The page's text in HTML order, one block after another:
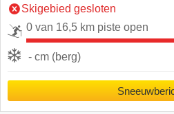
Skigebied gesloten
0 van 16,5 km piste open
- cm (berg)